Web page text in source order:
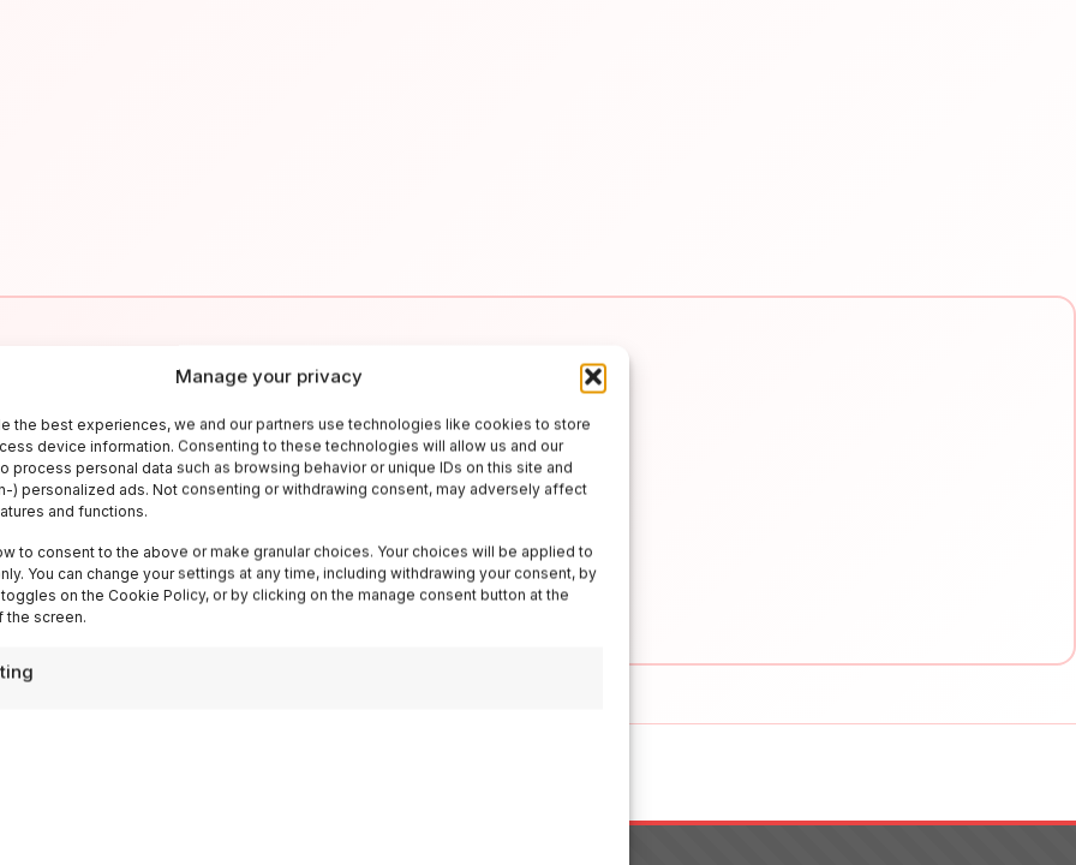
Manage your privacy
the best experiences, we and our partners use technologies like cookies to store
device information. Consenting to these technologies will allow us and our
process personal data such as browsing behavior or unique IDs on this site and
) personalized ads. Not consenting or withdrawing consent, may adversely affect
and functions.
to consent to the above or make granular choices. Your choices will be applied to
You can change your settings at any time, including withdrawing your consent, by
on the Cookie Policy, or by clicking on the manage consent button at the
the screen.
✉
Resta aggiornato sull'Italia
alla newsletter per ricevere guide di viaggio, offerte esclusive e
Sign up